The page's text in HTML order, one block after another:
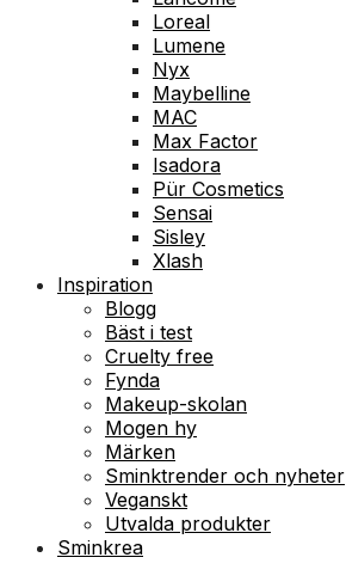
Loreal
Lumene
Nyx
Maybelline
MAC
Max Factor
Isadora
Pür Cosmetics
Sensai
Sisley
Xlash
Inspiration
Blogg
Bäst i test
Cruelty free
Fynda
Makeup-skolan
Mogen hy
Märken
Sminktrender och nyheter
Veganskt
Utvalda produkter
Sminkrea